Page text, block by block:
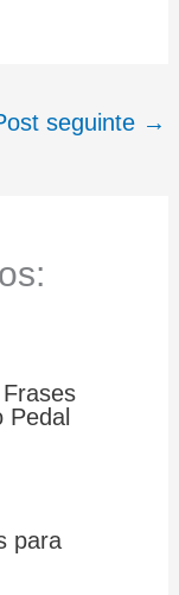
seguinte →
Pedal
para